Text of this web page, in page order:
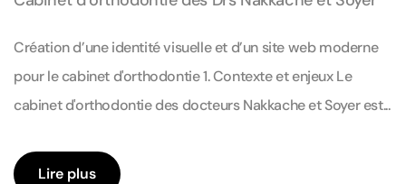
Création d’une identité visuelle et d’un site web moderne
pour le cabinet d'orthodontie 1. Contexte et enjeux Le
cabinet d'orthodontie des docteurs Nakkache et Soyer est...
Lire plus